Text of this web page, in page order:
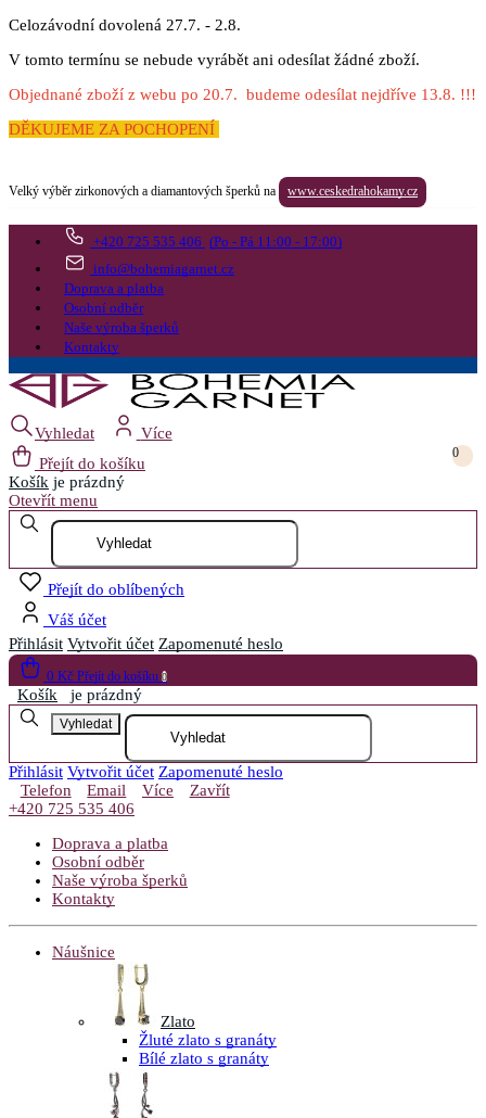
Celozávodní dovolená 27.7. - 2.8.
V tomto termínu se nebude vyrábět ani odesílat žádné zboží.
Objednané zboží z webu po 20.7. budeme odesílat nejdříve 13.8. !!!
DĚKUJEME ZA POCHOPENÍ
Velký výběr zirkonových a diamantových šperků na www.ceskedrahokamy.cz
+420 725 535 406 (Po - Pá 11:00 - 17:00)
info@bohemiagarnet.cz
Doprava a platba
Osobní odběr
Naše výroba šperků
Kontakty
Vyhledat
Více
Přejít do košíku
0
Košík je prázdný
Otevřít menu
Přejít do oblíbených
Váš účet
Přihlásit Vytvořit účet Zapomenuté heslo
0 Kč Přejít do košíku 0
Košík je prázdný
Vyhledat
Přihlásit Vytvořit účet Zapomenuté heslo
Telefon
Email Více
Zavřít
+420 725 535 406
Doprava a platba
Osobní odběr
Naše výroba šperků
Kontakty
Náušnice
Zlato
Žluté zlato s granáty
Bílé zlato s granáty